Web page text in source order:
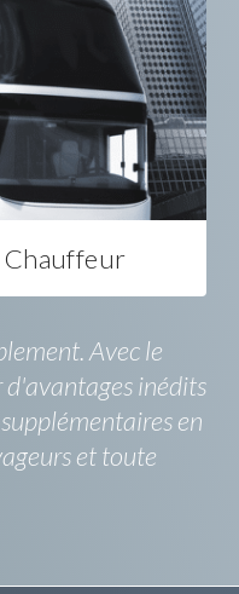
Chauffeur
Avec le
d'avantages inédits
en
et toute